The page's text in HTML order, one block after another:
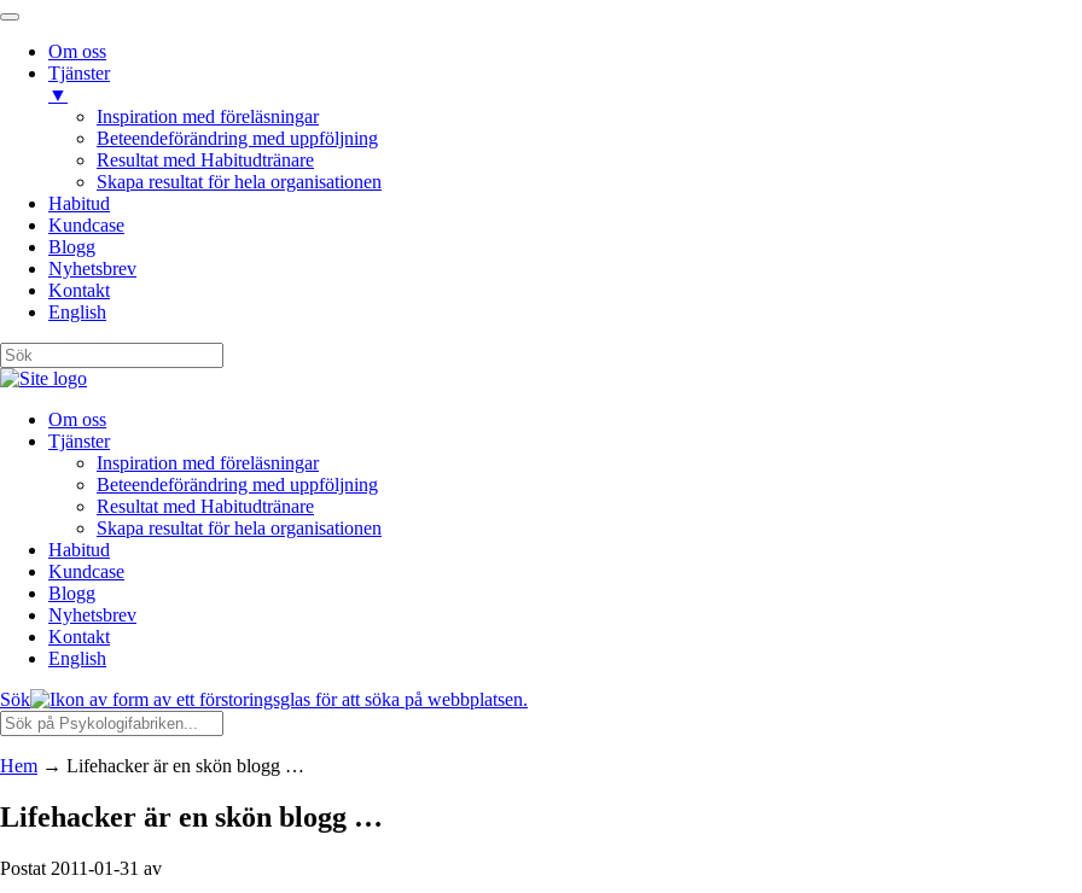
Om oss
Tjänster
▼
Inspiration med föreläsningar
Beteendeförändring med uppföljning
Resultat med Habitudtränare
Skapa resultat för hela organisationen
Habitud
Kundcase
Blogg
Nyhetsbrev
Kontakt
English
Om oss
Tjänster
Inspiration med föreläsningar
Beteendeförändring med uppföljning
Resultat med Habitudtränare
Skapa resultat för hela organisationen
Habitud
Kundcase
Blogg
Nyhetsbrev
Kontakt
English
Sök
Hem → Lifehacker är en skön blogg …
Lifehacker är en skön blogg …
Postat 2011-01-31 av